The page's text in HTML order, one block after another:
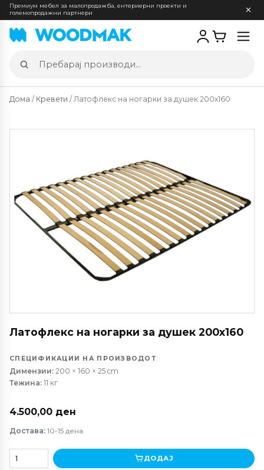
Премиум мебел за малопродажба, ентериерни проекти и
големопродажни партнери
Пребарај
производи
Дома / Кревети / Латофлекс на ногарки за душек 200х160
Латофлекс на ногарки за душек 200х160
СПЕЦИФИКАЦИИ НА ПРОИЗВОДОТ
Димензии: 200 × 160 × 25 cm
Тежина: 11 кг
4.500,00 ден
Достава: 10-15 дена
Латофлекс
на
ДОДАЈ